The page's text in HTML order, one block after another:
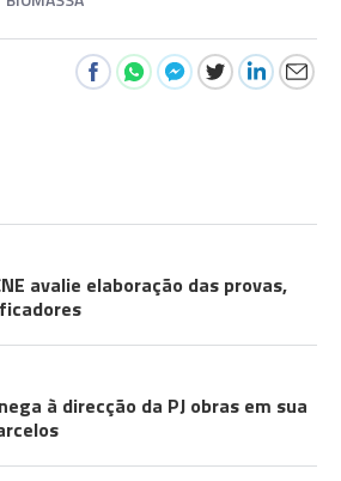
avalie elaboração das provas,
à direcção da PJ obras em sua